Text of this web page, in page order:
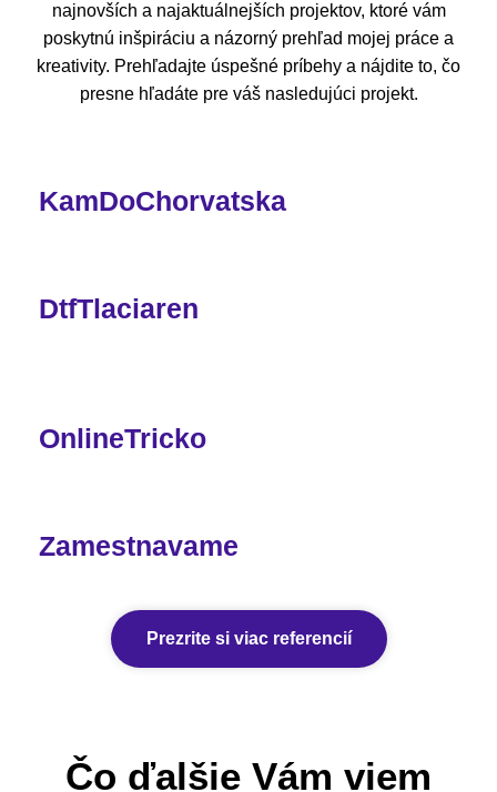
najnovších a najaktuálnejších projektov, ktoré vám
poskytnú inšpiráciu a názorný prehľad mojej práce a
kreativity. Prehľadajte úspešné príbehy a nájdite to, čo
presne hľadáte pre váš nasledujúci projekt.
KamDoChorvatska
DtfTlaciaren
OnlineTricko
Zamestnavame
Prezrite si viac referencií
Čo ďalšie Vám viem